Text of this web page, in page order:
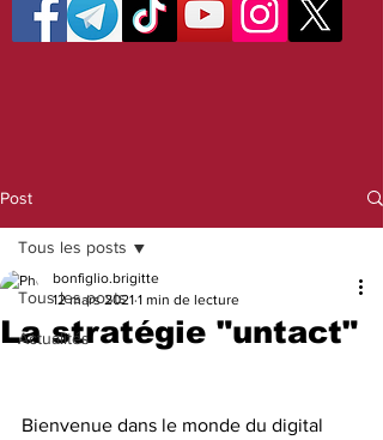
Post
Tous les posts
Actualités
Tous les posts
La stratégie "untact"
bonfiglio.brigitte
12 mars 2021 1 min de lecture
Bienvenue dans le monde du digital